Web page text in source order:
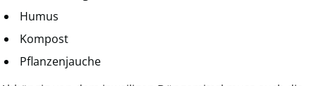
Humus
Kompost
Pflanzenjauche